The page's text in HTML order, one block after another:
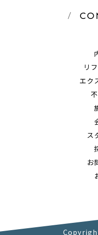
リ
エク
ス
お